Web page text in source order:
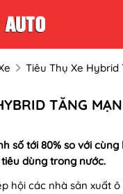
Tiêu Thụ Xe Hybrid
TĂNG
số tới 80% so với
dùng trong nước.
hội các nhà sản xuất